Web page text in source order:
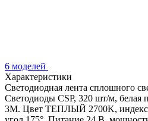
6 моделей
Характеристики
Светодиодная лента сплошного
Светодиоды CSP, 320 шт/м, белая
3M. Цвет ТЕПЛЫЙ 2700K, индекс